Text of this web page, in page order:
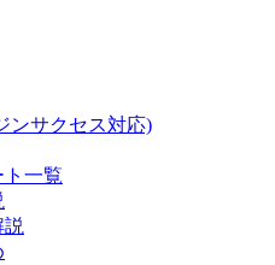
ンサクセス対応)
一覧